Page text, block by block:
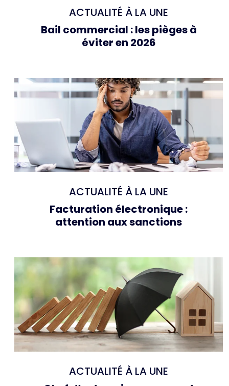
ACTUALITÉ À LA UNE
Bail commercial : les pièges à
éviter en 2026
ACTUALITÉ À LA UNE
Facturation électronique :
attention aux sanctions
ACTUALITÉ À LA UNE